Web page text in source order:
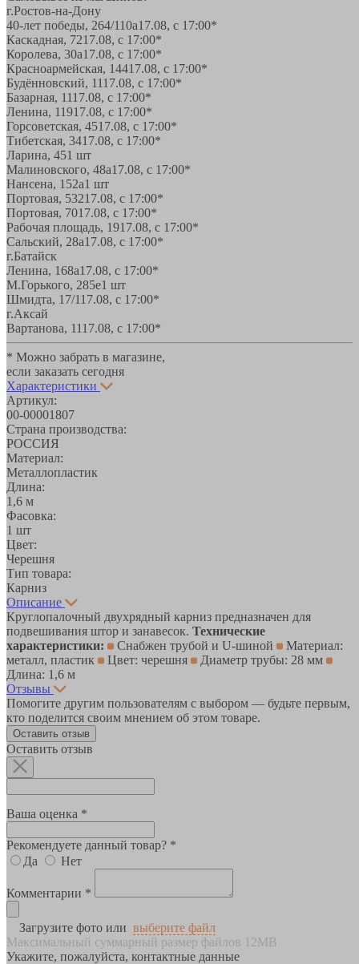
г.Ростов-на-Дону
40-лет победы, 264/110а17.08, с 17:00*
Каскадная, 7217.08, с 17:00*
Королева, 30а17.08, с 17:00*
Красноармейская, 14417.08, с 17:00*
Будённовский, 1117.08, с 17:00*
Базарная, 1117.08, с 17:00*
Ленина, 11917.08, с 17:00*
Горсоветская, 4517.08, с 17:00*
Тибетская, 3417.08, с 17:00*
Ларина, 451 шт
Малиновского, 48а17.08, с 17:00*
Нансена, 152а1 шт
Портовая, 53217.08, с 17:00*
Портовая, 7017.08, с 17:00*
Рабочая площадь, 1917.08, с 17:00*
Сальский, 28a17.08, с 17:00*
г.Батайск
Ленина, 168а17.08, с 17:00*
М.Горького, 285е1 шт
Шмидта, 17/117.08, с 17:00*
г.Аксай
Вартанова, 1117.08, с 17:00*
* Можно забрать в магазине,
если заказать сегодня
Характеристики
Артикул:
00-00001807
Страна производства:
РОССИЯ
Материал:
Металлопластик
Длина:
1,6 м
Фасовка:
1 шт
Цвет:
Черешня
Тип товара:
Карниз
Описание
Круглопалочный двухрядный карниз предназначен для
подвешивания штор и занавесок. Технические
характеристики:
Снабжен трубой и U-шиной
Материал:
металл, пластик
Цвет: черешня
Диаметр трубы: 28 мм
Длина: 1,6 м
Отзывы
Помогите другим пользователям с выбором — будьте первым,
кто поделится своим мнением об этом товаре.
Оставить отзыв
Оставить отзыв
Ваша оценка *
Рекомендуете данный товар? *
Да
Нет
Комментарии *
Загрузите фото или выберите файл
Максимальный суммарный размер файлов 12MB
Укажите, пожалуйста, контактные данные